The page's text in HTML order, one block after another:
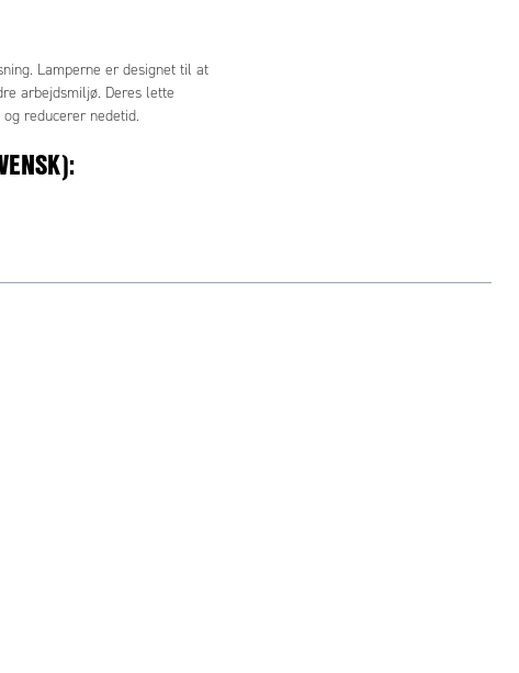
Lamperne er designet til at
arbejdsmiljø. Deres lette
reducerer nedetid.